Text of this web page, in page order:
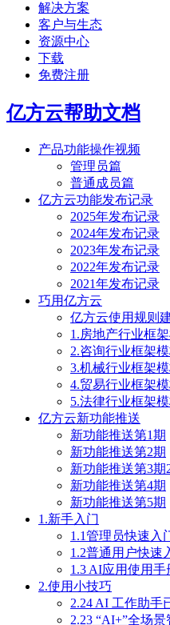
解决方案
客户与生态
资源中心
下载
免费注册
亿方云帮助文档
产品功能操作视频
管理员篇
普通成员篇
亿方云功能发布记录
2025年发布记录
2024年发布记录
2023年发布记录
2022年发布记录
2021年发布记录
巧用亿方云
亿方云使用规则
1.房地产行业框
2.咨询行业框架
3.机械行业框架
4.贸易行业框架
5.法律行业框架
亿方云新功能推送
新功能推送第1期
新功能推送第2期
新功能推送第3期
新功能推送第4期
新功能推送第5期
1.新手入门
1.1管理员快速入
1.2普通用户快速
1.3 AI应用使用手
2.使用小技巧
2.24 AI 工作助手
2.23 “AI+”全场